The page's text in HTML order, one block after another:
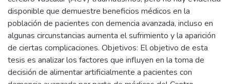
disponible que demuestre beneficios médicos en la
población de pacientes con demencia avanzada, incluso en
algunas circunstancias aumenta el sufrimiento y la aparición
de ciertas complicaciones. Objetivos: El objetivo de esta
tesis es analizar los factores que influyen en la toma de
decisión de alimentar artificialmente a pacientes con